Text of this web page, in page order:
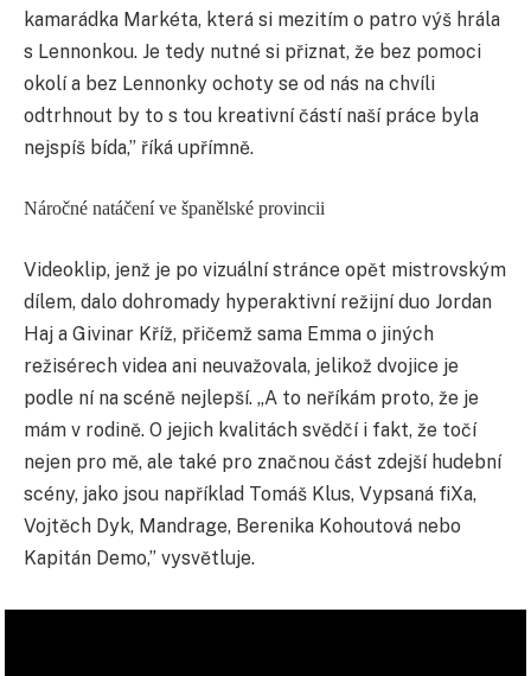
kamarádka Markéta, která si mezitím o patro výš hrála
s Lennonkou. Je tedy nutné si přiznat, že bez pomoci
okolí a bez Lennonky ochoty se od nás na chvíli
odtrhnout by to s tou kreativní částí naší práce byla
nejspíš bída,” říká upřímně.
Náročné natáčení ve španělské provincii
Videoklip, jenž je po vizuální stránce opět mistrovským
dílem, dalo dohromady hyperaktivní režijní duo Jordan
Haj a Givinar Kříž, přičemž sama Emma o jiných
režisérech videa ani neuvažovala, jelikož dvojice je
podle ní na scéně nejlepší. „A to neříkám proto, že je
mám v rodině. O jejich kvalitách svědčí i fakt, že točí
nejen pro mě, ale také pro značnou část zdejší hudební
scény, jako jsou například Tomáš Klus, Vypsaná fiXa,
Vojtěch Dyk, Mandrage, Berenika Kohoutová nebo
Kapitán Demo,” vysvětluje.